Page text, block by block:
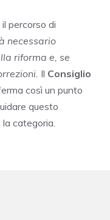
percorso di
necessario
riforma e, se
Il Consiglio
così un punto
questo
categoria.